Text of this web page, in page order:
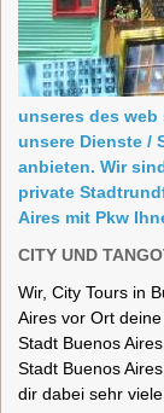
unseres des
unsere Dienste /
anbieten. Wir
private
Aires mit Pkw
CITY UND
Wir, City Tours in
Aires vor Ort
Stadt Buenos
Stadt Buenos
dir dabei sehr